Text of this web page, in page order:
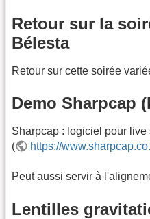
Retour sur la
Bélesta
Retour sur cette soirée
Demo Sharpcap
Sharpcap : logiciel pour live
(
https://
Peut aussi servir à
Lentilles